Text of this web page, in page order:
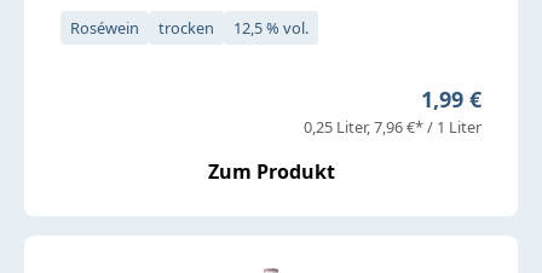
Roséwein trocken 12,5 % vol.
Regulärer
1,99 €
0,25 Liter 7,96 €* / 1 Liter
Zum Produkt